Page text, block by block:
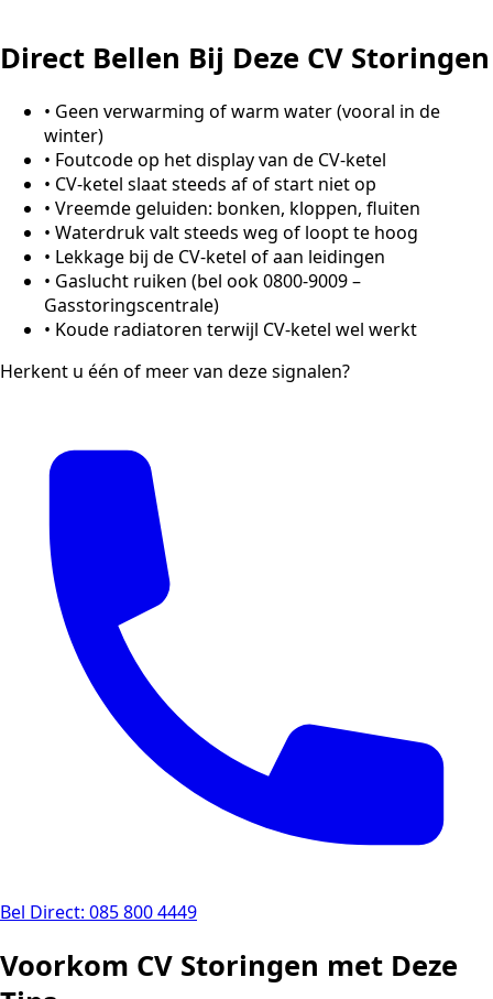
Direct Bellen Bij Deze CV Storingen
• Geen verwarming of warm water (vooral in de
winter)
• Foutcode op het display van de CV-ketel
• CV-ketel slaat steeds af of start niet op
• Vreemde geluiden: bonken, kloppen, fluiten
• Waterdruk valt steeds weg of loopt te hoog
• Lekkage bij de CV-ketel of aan leidingen
• Gaslucht ruiken (bel ook 0800-9009 –
Gasstoringscentrale)
• Koude radiatoren terwijl CV-ketel wel werkt
Herkent u één of meer van deze signalen?
Bel Direct: 085 800 4449
Voorkom CV Storingen met Deze